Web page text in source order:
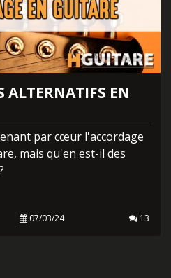
ALTERNATIFS EN
par cœur l'accordage
mais qu'en est-il des
07/03/24 13